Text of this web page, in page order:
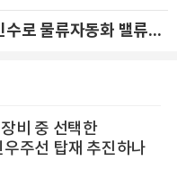
클로봇, 두산로지스틱스솔루션 인수로 물류자동화 밸류체인 확장 추진 - IBK투자증권
비 중 선택한
우주선 탑재 추진하나